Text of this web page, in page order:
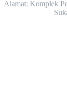
Alamat: Komplek